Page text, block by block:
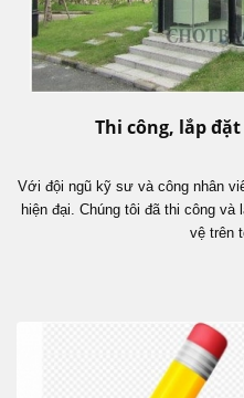
Thi công, lắp
Với đội ngũ kỹ sư và công nhân
hiện đại. Chúng tôi đã thi công và
vệ trên